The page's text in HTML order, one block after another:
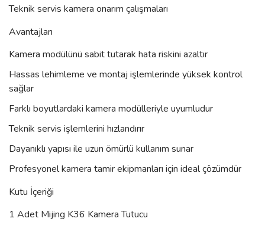
Teknik servis kamera onarım çalışmaları
Avantajları
Kamera modülünü sabit tutarak hata riskini azaltır
Hassas lehimleme ve montaj işlemlerinde yüksek kontrol
sağlar
Farklı boyutlardaki kamera modülleriyle uyumludur
Teknik servis işlemlerini hızlandırır
Dayanıklı yapısı ile uzun ömürlü kullanım sunar
Profesyonel kamera tamir ekipmanları için ideal çözümdür
Kutu İçeriği
1 Adet Mijing K36 Kamera Tutucu